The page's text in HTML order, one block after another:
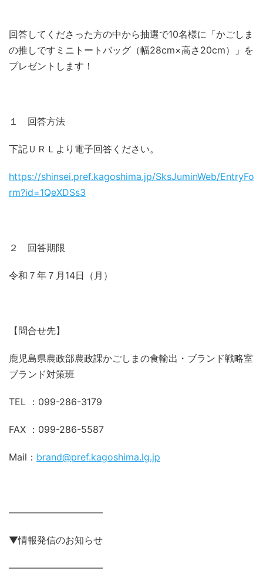
回答してくださった方の中から抽選で10名様に「かごしま
の推しですミニトートバッグ（幅28cm×高さ20cm）」を
プレゼントします！
１ 回答方法
下記ＵＲＬより電子回答ください。
https://shinsei.pref.kagoshima.jp/SksJuminWeb/EntryFo
rm?id=1QeXDSs3
２ 回答期限
令和７年７月14日（月）
【問合せ先】
鹿児島県農政部農政課かごしまの食輸出・ブランド戦略室
ブランド対策班
TEL ：099-286-3179
FAX ：099-286-5587
Mail： brand@pref.kagoshima.lg.jp
——————————
▼情報発信のお知らせ
——————————